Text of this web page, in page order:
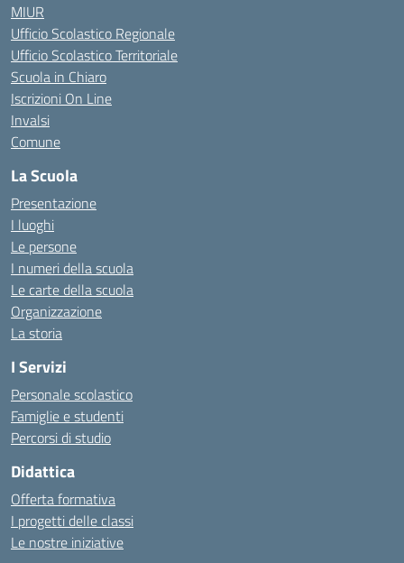
MIUR
Ufficio Scolastico Regionale
Ufficio Scolastico Territoriale
Scuola in Chiaro
Iscrizioni On Line
Invalsi
Comune
La Scuola
Presentazione
I luoghi
Le persone
I numeri della scuola
Le carte della scuola
Organizzazione
La storia
I Servizi
Personale scolastico
Famiglie e studenti
Percorsi di studio
Didattica
Offerta formativa
I progetti delle classi
Le nostre iniziative